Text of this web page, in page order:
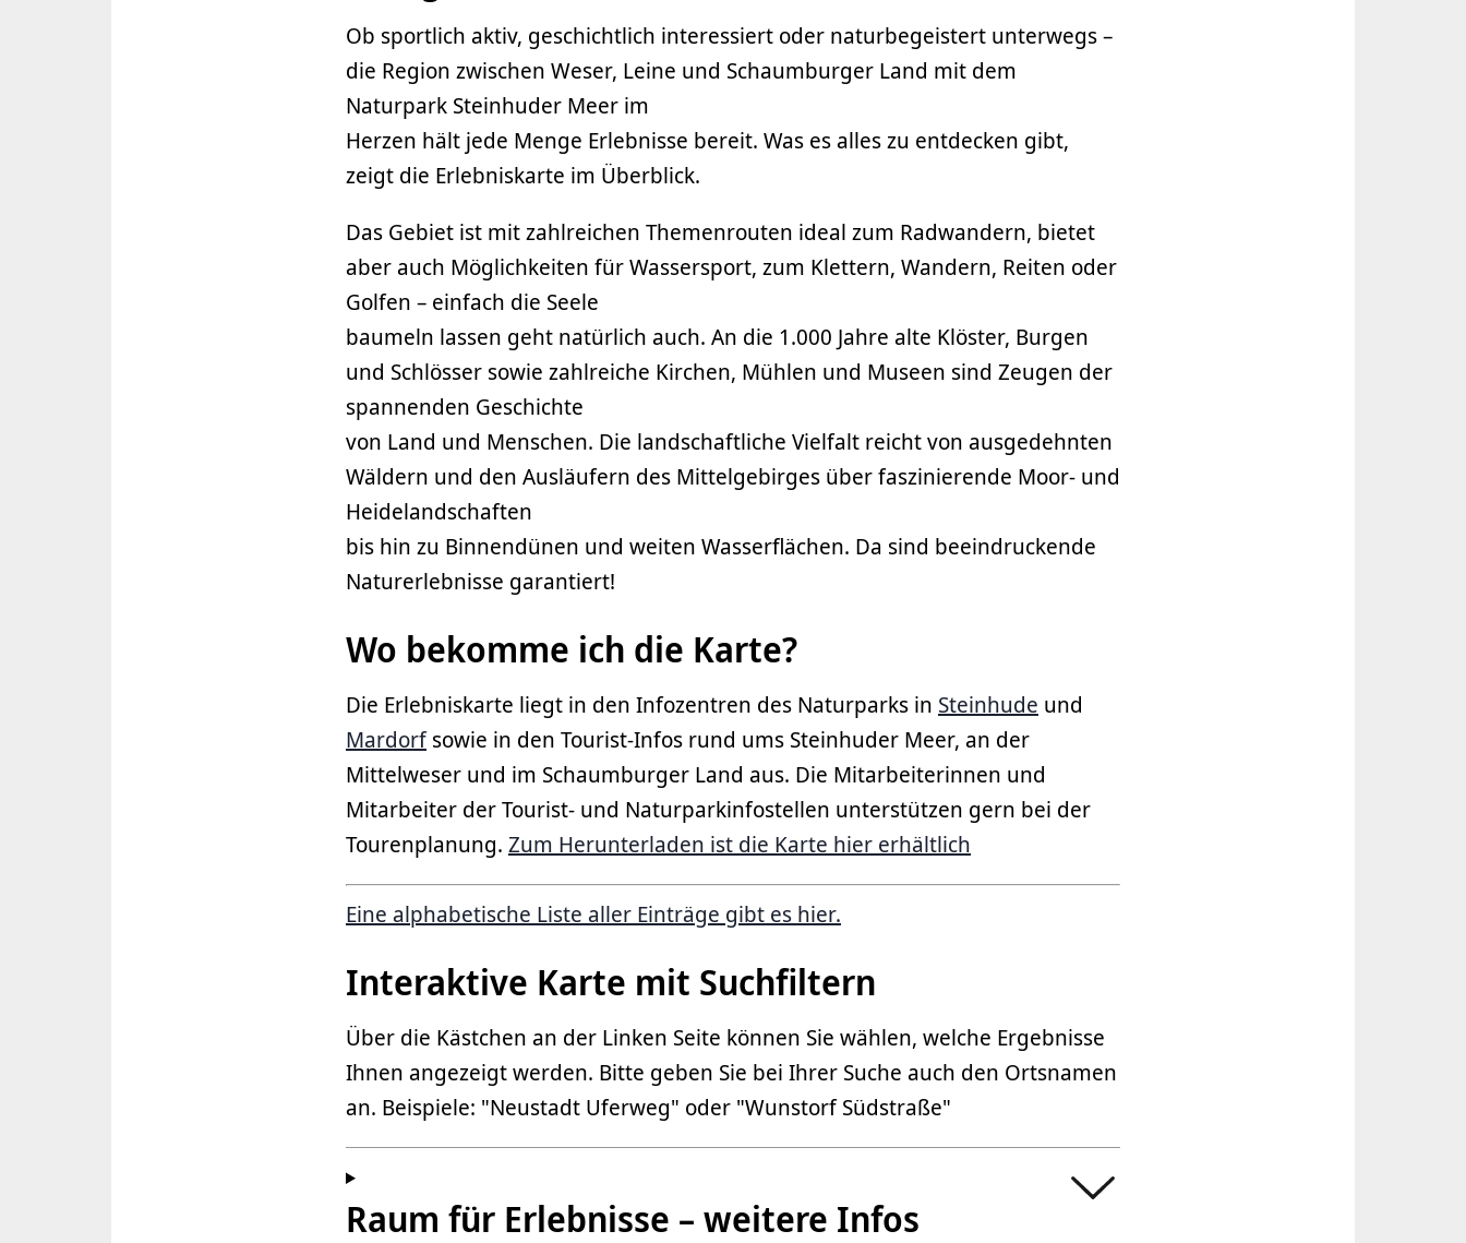
Ob sportlich aktiv, geschichtlich interessiert oder naturbegeistert unterwegs –
die Region zwischen Weser, Leine und Schaumburger Land mit dem
Naturpark Steinhuder Meer im
Herzen hält jede Menge Erlebnisse bereit. Was es alles zu entdecken gibt,
zeigt die Erlebniskarte im Überblick.
Das Gebiet ist mit zahlreichen Themenrouten ideal zum Radwandern, bietet
aber auch Möglichkeiten für Wassersport, zum Klettern, Wandern, Reiten oder
Golfen – einfach die Seele
baumeln lassen geht natürlich auch. An die 1.000 Jahre alte Klöster, Burgen
und Schlösser sowie zahlreiche Kirchen, Mühlen und Museen sind Zeugen der
spannenden Geschichte
von Land und Menschen. Die landschaftliche Vielfalt reicht von ausgedehnten
Wäldern und den Ausläufern des Mittelgebirges über faszinierende Moor- und
Heidelandschaften
bis hin zu Binnendünen und weiten Wasserflächen. Da sind beeindruckende
Naturerlebnisse garantiert!
Wo bekomme ich die Karte?
Die Erlebniskarte liegt in den Infozentren des Naturparks in Steinhude und
Mardorfsowie in den Tourist-Infos rund ums Steinhuder Meer, an der
Mittelweser und im Schaumburger Land aus. Die Mitarbeiterinnen und
Mitarbeiter der Tourist- und Naturparkinfostellen unterstützen gern bei der
Tourenplanung. Zum Herunterladen ist die Karte hier erhältlich
Eine alphabetische Liste aller Einträge gibt es hier.
Interaktive Karte mit Suchfiltern
Über die Kästchen an der Linken Seite können Sie wählen, welche Ergebnisse
Ihnen angezeigt werden. Bitte geben Sie bei Ihrer Suche auch den Ortsnamen
an. Beispiele: "Neustadt Uferweg" oder "Wunstorf Südstraße"
Raum für Erlebnisse – weitere Infos